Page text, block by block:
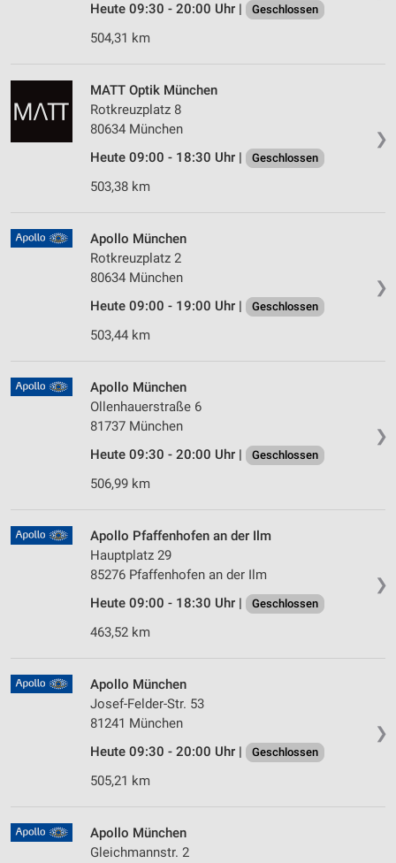
Heute 09:30 - 20:00 Uhr |
Geschlossen
504,31 km
❯
MATT Optik München
Rotkreuzplatz 8
80634 München
Heute 09:00 - 18:30 Uhr |
Geschlossen
503,38 km
❯
Apollo München
Rotkreuzplatz 2
80634 München
Heute 09:00 - 19:00 Uhr |
Geschlossen
503,44 km
❯
Apollo München
Ollenhauerstraße 6
81737 München
Heute 09:30 - 20:00 Uhr |
Geschlossen
506,99 km
❯
Apollo Pfaffenhofen an der Ilm
Hauptplatz 29
85276 Pfaffenhofen an der Ilm
Heute 09:00 - 18:30 Uhr |
Geschlossen
463,52 km
❯
Apollo München
Josef-Felder-Str. 53
81241 München
Heute 09:30 - 20:00 Uhr |
Geschlossen
505,21 km
Apollo München
Gleichmannstr. 2